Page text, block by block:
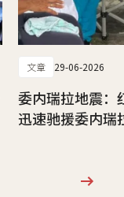
文章 29-06-2026
委内瑞拉地震：
迅速驰援委内瑞